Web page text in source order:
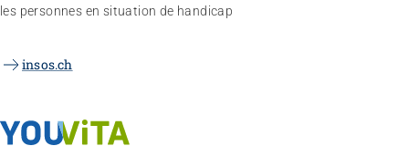
les personnes en situation de handicap
insos.ch